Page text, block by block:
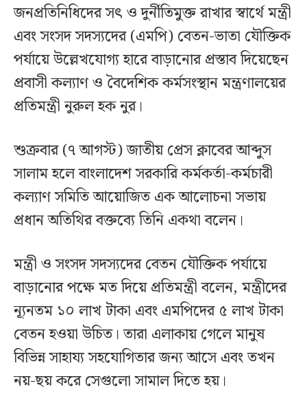
জনপ্রতিনিধিদের সৎ ও দুর্নীতিমুক্ত রাখার স্বার্থে মন্ত্রী
এবং সংসদ সদস্যদের (এমপি) বেতন-ভাতা যৌক্তিক
পর্যায়ে উল্লেখযোগ্য হারে বাড়ানোর প্রস্তাব দিয়েছেন
প্রবাসী কল্যাণ ও বৈদেশিক কর্মসংস্থান মন্ত্রণালয়ের
প্রতিমন্ত্রী নুরুল হক নুর।
শুক্রবার (৭ আগস্ট) জাতীয় প্রেস ক্লাবের আব্দুস
সালাম হলে বাংলাদেশ সরকারি কর্মকর্তা-কর্মচারী
কল্যাণ সমিতি আয়োজিত এক আলোচনা সভায়
প্রধান অতিথির বক্তব্যে তিনি একথা বলেন।
মন্ত্রী ও সংসদ সদস্যদের বেতন যৌক্তিক পর্যায়ে
বাড়ানোর পক্ষে মত দিয়ে প্রতিমন্ত্রী বলেন, মন্ত্রীদের
ন্যূনতম ১০ লাখ টাকা এবং এমপিদের ৫ লাখ টাকা
বেতন হওয়া উচিত। তারা এলাকায় গেলে মানুষ
বিভিন্ন সাহায্য সহযোগিতার জন্য আসে এবং তখন
নয়-ছয় করে সেগুলো সামাল দিতে হয়।